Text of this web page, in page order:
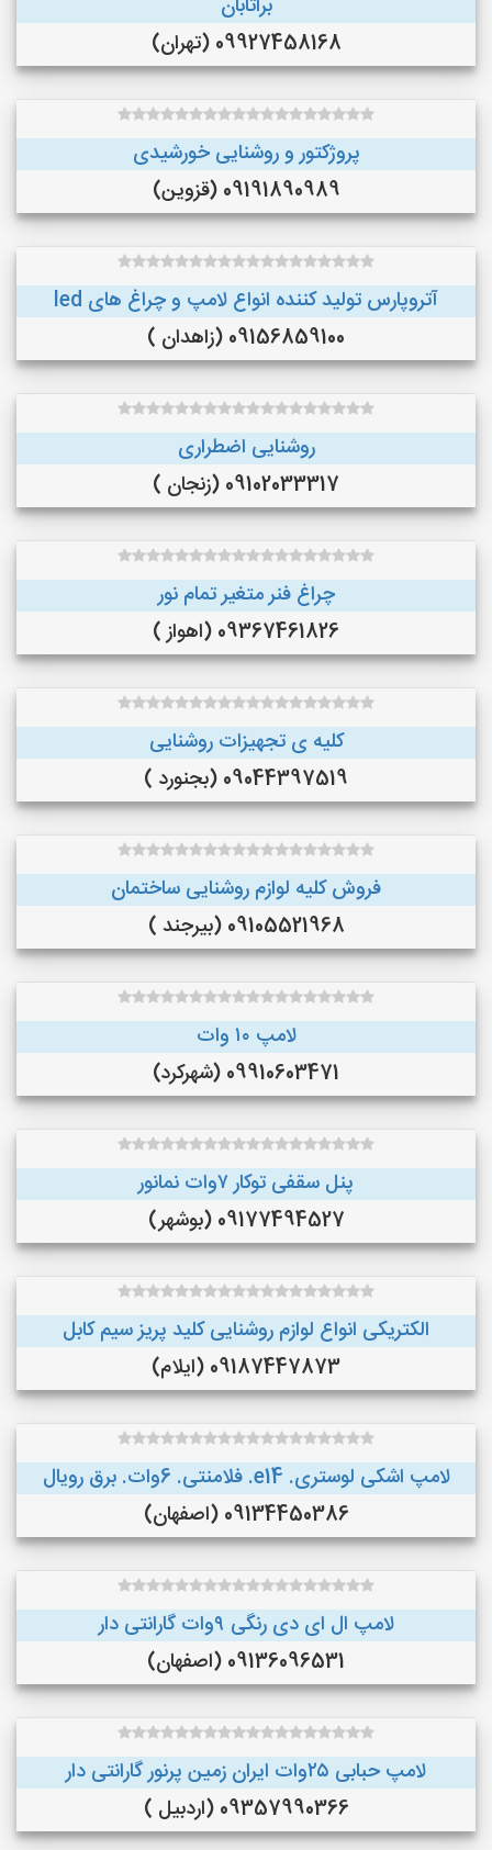
براتابان
09927458168 (تهران)
پروژکتور و روشنایی خورشیدی
09191890989 (قزوین)
آتروپارس تولید کننده انواع لامپ و چراغ های led
09156859100 (زاهدان )
روشنایی اضطراری
09102033317 (زنجان )
چراغ فنر متغیر تمام نور
09367461826 (اهواز )
کلیه ی تجهیزات روشنایی
09044397519 (بجنورد )
فروش کلیه لوازم روشنایی ساختمان
09105521968 (بیرجند )
لامپ ۱۰ وات
09910603471 (شهرکرد)
پنل سقفی توکار ۷وات نمانور
09177494527 (بوشهر)
الکتریکی انواع لوازم روشنایی کلید پریز سیم کابل
09187447873 (ایلام)
لامپ اشکی لوستری. e14. فلامنتی. 6وات. برق رویال
09134450386 (اصفهان)
لامپ ال ای دی رنگی ۹وات گارانتی دار
09136096531 (اصفهان)
لامپ حبابی ۲۵وات ایران زمین پرنور گارانتی دار
09357990366 (اردبیل )